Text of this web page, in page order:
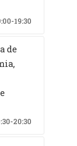
19:30
de
20:30